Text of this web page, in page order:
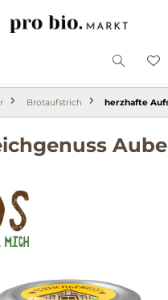
Brotaufstrich herzhafte